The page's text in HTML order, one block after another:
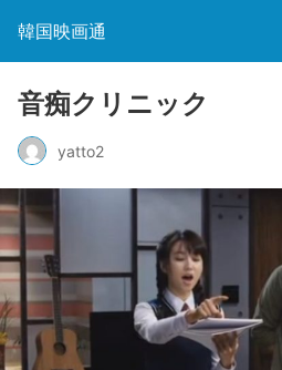
韓国映画通
音痴クリニック
yatto2